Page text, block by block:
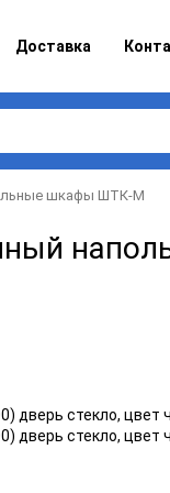
Доставка
шкафы ШТК-М